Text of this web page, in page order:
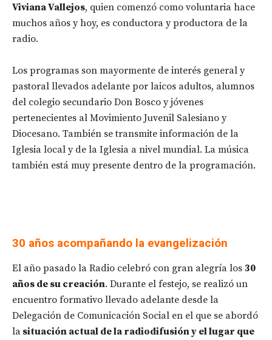
Viviana Vallejos, quien comenzó como voluntaria hace
muchos años y hoy, es conductora y productora de la
radio.
Los programas son mayormente de interés general y
pastoral llevados adelante por laicos adultos, alumnos
del colegio secundario Don Bosco y jóvenes
pertenecientes al Movimiento Juvenil Salesiano y
Diocesano. También se transmite información de la
Iglesia local y de la Iglesia a nivel mundial. La música
también está muy presente dentro de la programación.
30 años acompañando la evangelización
El año pasado la Radio celebró con gran alegría los 30
años de su creación. Durante el festejo, se realizó un
encuentro formativo llevado adelante desde la
Delegación de Comunicación Social en el que se abordó
la situación actual de la radiodifusión y el lugar que